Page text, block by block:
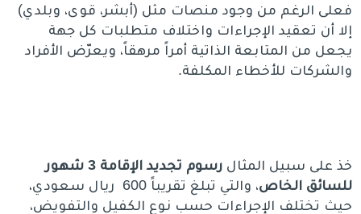
فعلى الرغم من وجود منصات مثل (أبشر، قوى، وبلدي)
إلا أن تعقيد الإجراءات واختلاف متطلبات كل جهة
يجعل من المتابعة الذاتية أمراً مرهقاً، ويعرّض الأفراد
والشركات للأخطاء المكلفة.
خذ على سبيل المثال
رسوم تجديد الإقامة 3 شهور
للسائق الخاص
، والتي تبلغ تقريباً 600 ريال سعودي،
حيث تختلف الإجراءات حسب نوع الكفيل والتفويض،